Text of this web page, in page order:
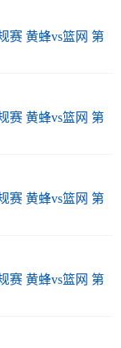
赛 黄蜂vs篮网 第
赛 黄蜂vs篮网 第
赛 黄蜂vs篮网 第
赛 黄蜂vs篮网 第